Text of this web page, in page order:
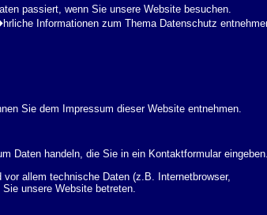
passiert, wenn Sie unsere Website besuchen.
Informationen zum Thema Datenschutz
Sie dem Impressum dieser Website entnehmen.
Daten handeln, die Sie in ein Kontaktformular eingeben.
allem technische Daten (z.B. Internetbrowser,
unsere Website betreten.